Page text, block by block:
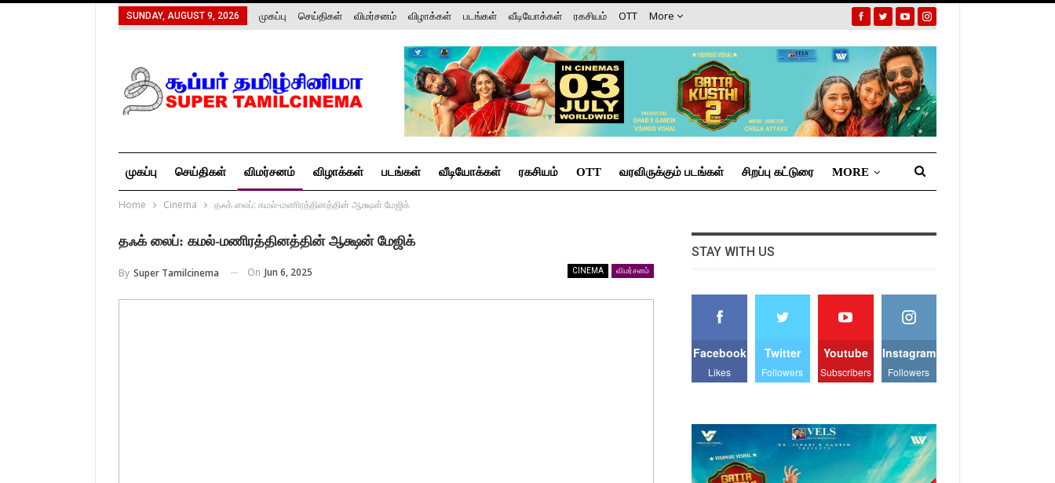
SUNDAY, AUGUST 9, 2026 முகப்பு செய்திகள் விமர்சனம் விழாக்கள் படங்கள் வீடியோக்கள் ரகசியம் OTT More
முகப்பு செய்திகள் விமர்சனம் விழாக்கள் படங்கள் வீடியோக்கள் ரகசியம் OTT வரவிருக்கும் படங்கள் சிறப்பு கட்டுரை MORE
Home Cinema தஃக் லைப்: கமல்-மணிரத்தினத்தின் ஆக்ஷன் மேஜிக்
தஃக் லைப்: கமல்-மணிரத்தினத்தின் ஆக்ஷன் மேஜிக்
CINEMA விமர்சனம்
By Super Tamilcinema On Jun 6, 2025
STAY WITH US
Facebook
Likes
Twitter
Followers
Youtube
Subscribers
Instagram
Followers